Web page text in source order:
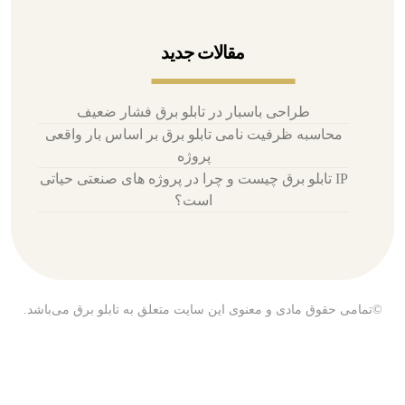
مقالات جدید
طراحی باسبار در تابلو برق فشار ضعیف
محاسبه ظرفیت نامی تابلو برق بر اساس بار واقعی
پروژه
IP تابلو برق چیست و چرا در پروژه های صنعتی حیاتی
است؟
©تمامی حقوق مادی و معنوی این سایت متعلق به تابلو برق می‌باشد.